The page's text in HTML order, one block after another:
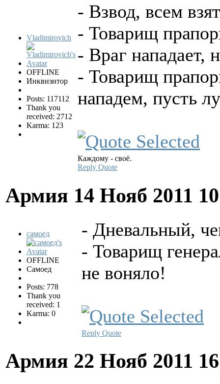
Vladimirovich
OFFLINE
Инквизитор
Posts: 117112
Thank you
received: 2712
Karma: 123
- Взвод, всем
- Товарищ
- Враг нападает,
- Товарищ
нападем, пусть
Каждому - своё.
Reply Quote
Армия 14 Нояб 2011
самоед
OFFLINE
Самоед
Posts: 778
Thank you
received: 1
Karma: 0
- Дневальный,
- Товарищ
не воняло!
Reply Quote
Армия 22 Нояб 2011